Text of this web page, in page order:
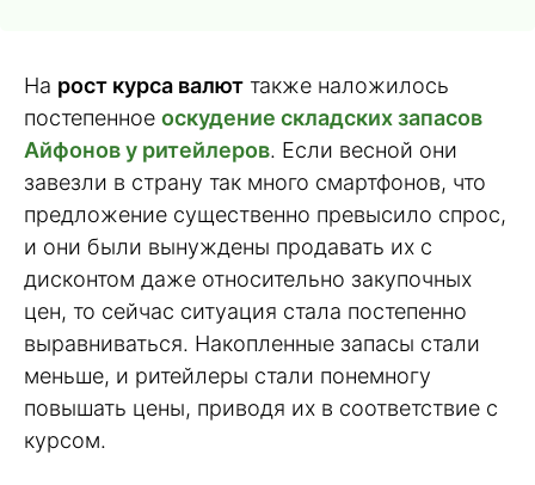
На рост курса валют также наложилось
постепенное оскудение складских запасов
Айфонов у ритейлеров. Если весной они
завезли в страну так много смартфонов, что
предложение существенно превысило спрос,
и они были вынуждены продавать их с
дисконтом даже относительно закупочных
цен, то сейчас ситуация стала постепенно
выравниваться. Накопленные запасы стали
меньше, и ритейлеры стали понемногу
повышать цены, приводя их в соответствие с
курсом.